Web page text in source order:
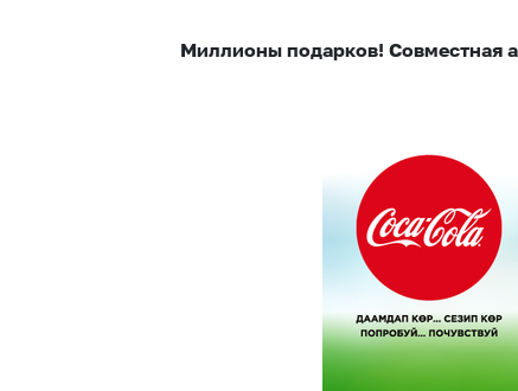
Миллионы подарков! Совместная